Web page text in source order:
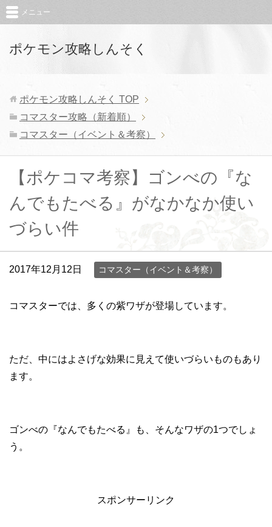
ポケモン攻略しんそく
メニュー
ポケモン攻略しんそく TOP
コマスター攻略（新着順）
コマスター（イベント＆考察）
【ポケコマ考察】ゴンべの『な
んでもたべる』がなかなか使い
づらい件
2017年12月12日 コマスター（イベント＆考察）
コマスターでは、多くの紫ワザが登場しています。
ただ、中にはよさげな効果に見えて使いづらいものもあり
ます。
ゴンべの『なんでもたべる』も、そんなワザの1つでしょ
う。
スポンサーリンク